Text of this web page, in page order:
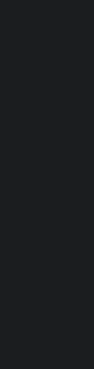
40×50 cm,